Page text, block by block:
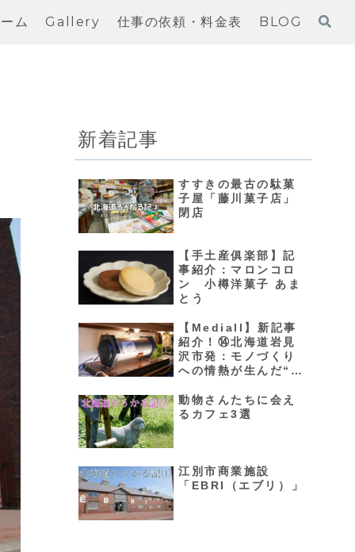
ム Gallery 仕事の依頼・料金表 BLOG
新着記事
すすきの最古の駄菓
子屋「藤川菓子店」
閉店
【手土産俱楽部】記
事紹介：マロンコロ
ン 小樽洋菓子 あま
とう
【Mediall】新記事
紹介！⑭北海道岩見
沢市発：モノづくり
への情熱が生んだ“レ
力
動物さんたちに会え
るカフェ3選
江別市商業施設
「EBRI（エブリ）」